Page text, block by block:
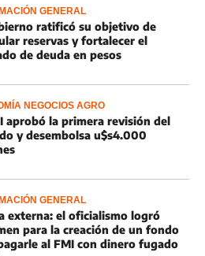
GENERAL
ratificó su objetivo de
reservas y fortalecer el
de deuda en pesos
NEGOCIOS AGRO
aprobó la primera revisión del
y desembolsa u$s4.000
GENERAL
externa: el oficialismo logró
para la creación de un fondo
al FMI con dinero fugado